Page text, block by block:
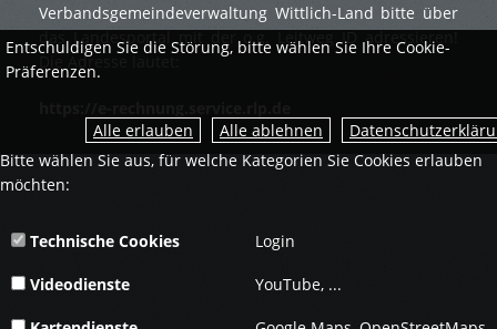
Verbandsgemeindeverwaltung Wittlich-Land bitte über
das Landesportal mit der o.g. Leitweg ID adressieren!
Die Adresse lautet:
Entschuldigen Sie die Störung, bitte wählen Sie Ihre Cookie-
Präferenzen.
Bitte wählen Sie aus, für welche Kategorien Sie Cookies erlauben
möchten:
Technische Cookies Login
Videodienste YouTube, ...